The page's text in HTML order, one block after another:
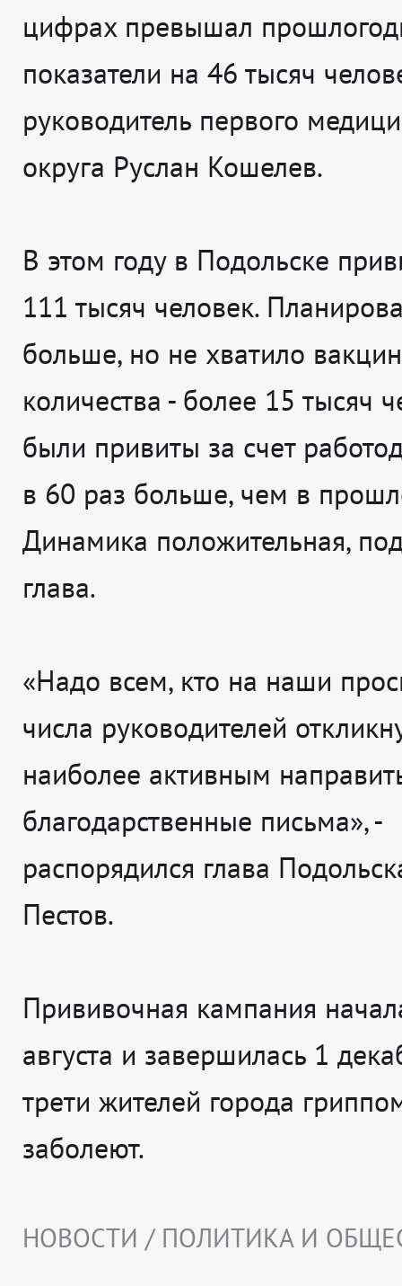
цифрах превышал
показатели на 46 тысяч
руководитель первого
округа Руслан Кошелев.
В этом году в Подольске
111 тысяч человек.
больше, но не хватило
количества - более 15 тысяч
были привиты за счет
в 60 раз больше, чем в
Динамика положительная,
глава.
«Надо всем, кто на наши
числа руководителей
наиболее активным
благодарственные письма», -
распорядился глава
Пестов.
Прививочная кампания
августа и завершилась 1
трети жителей города
заболеют.
НОВОСТИ / ПОЛИТИКА И